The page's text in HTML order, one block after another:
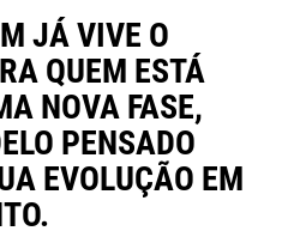
JÁ VIVE O
QUEM ESTÁ
NOVA FASE,
PENSADO
EVOLUÇÃO EM